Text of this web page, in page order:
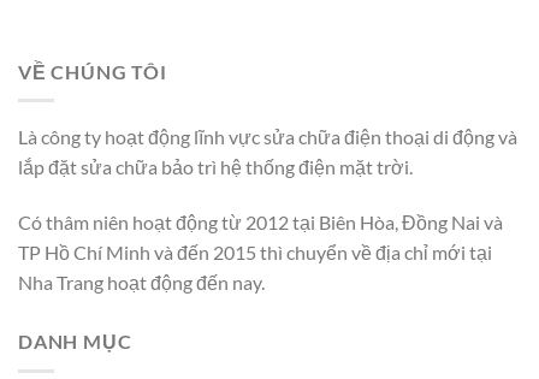
VỀ CHÚNG TÔI
Là công ty hoạt động lĩnh vực sửa chữa điện thoại di động và
lắp đặt sửa chữa bảo trì hệ thống điện mặt trời.
Có thâm niên hoạt động từ 2012 tại Biên Hòa, Đồng Nai và
TP Hồ Chí Minh và đến 2015 thì chuyển về địa chỉ mới tại
Nha Trang hoạt động đến nay.
DANH MỤC